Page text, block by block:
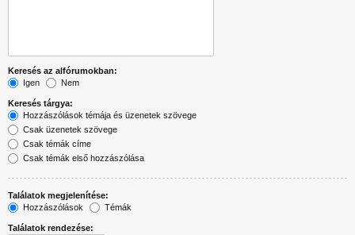
Keresés az alfórumokban:
Igen
Nem
Keresés tárgya:
Hozzászólások témája és üzenetek szövege
Csak üzenetek szövege
Csak témák címe
Csak témák első hozzászólása
Találatok megjelenítése:
Hozzászólások
Témák
Találatok rendezése: